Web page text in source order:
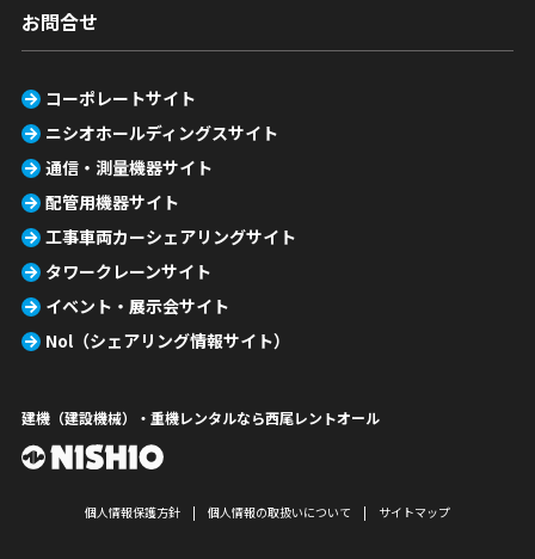
お問合せ
コーポレートサイト
ニシオホールディングスサイト
通信・測量機器サイト
配管用機器サイト
工事車両カーシェアリングサイト
タワークレーンサイト
イベント・展示会サイト
Nol（シェアリング情報サイト）
建機（建設機械）・重機レンタルなら西尾レントオール
個人情報保護方針 個人情報の取扱いについて サイトマップ